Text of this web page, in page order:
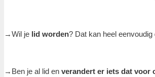
→Wil je lid worden? Dat kan heel eenvoudig
→Ben je al lid en verandert er iets dat voor